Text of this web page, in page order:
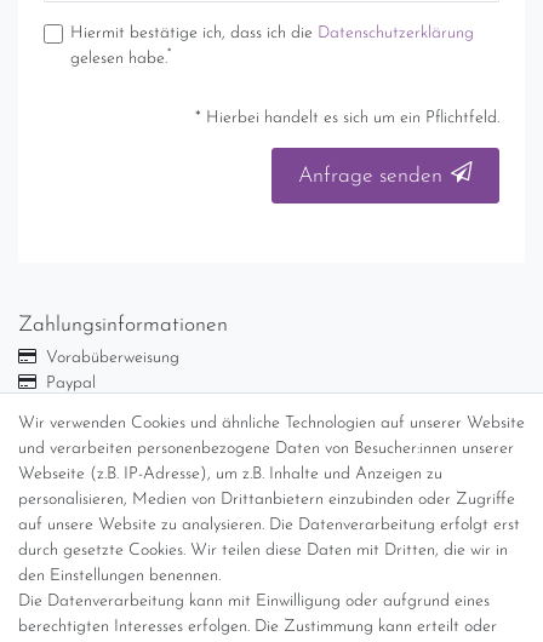
Hiermit bestätige ich, dass ich die Daten­schutz­erklärung
gelesen habe.*
* Hierbei handelt es sich um ein Pflichtfeld.
Anfrage senden
Wir verwenden Cookies und ähnliche Technologien auf unserer Website
und verarbeiten personenbezogene Daten von Besucher:innen unserer
Webseite (z.B. IP-Adresse), um z.B. Inhalte und Anzeigen zu
personalisieren, Medien von Drittanbietern einzubinden oder Zugriffe
auf unsere Website zu analysieren. Die Datenverarbeitung erfolgt erst
durch gesetzte Cookies. Wir teilen diese Daten mit Dritten, die wir in
den Einstellungen benennen.
Die Datenverarbeitung kann mit Einwilligung oder aufgrund eines
berechtigten Interesses erfolgen. Die Zustimmung kann erteilt oder
Zahlungsinformationen
Vorabüberweisung
Paypal
Versandinformationen
Versand per GLS (6,90 Euro) oder DHL (8,49 Euro ) inkl. MwSt.
(innerhalb Deutschlands)
kostenfreie Lieferung ab 150 Euro Warenwert (innerhalb
Deutschlands)
Übersicht Internationale Versandkosten